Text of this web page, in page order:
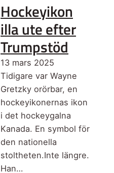
Hockeyikon
illa ute efter
Trumpstöd
13 mars 2025
Tidigare var Wayne
Gretzky orörbar, en
hockeyikonernas ikon
i det hockeygalna
Kanada. En symbol för
den nationella
stoltheten.Inte längre.
Han…